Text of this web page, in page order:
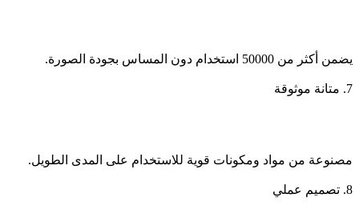
يضمن أكثر من 50000 استخدام دون المساس بجودة الصورة.
7. متانة موثوقة
مصنوعة من مواد ومكونات قوية للاستخدام على المدى الطويل.
8. تصميم عملي